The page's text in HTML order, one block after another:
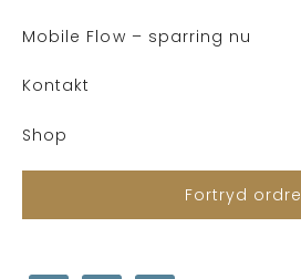
Mobile Flow – sparring nu
Kontakt
Shop
Fortryd ordre